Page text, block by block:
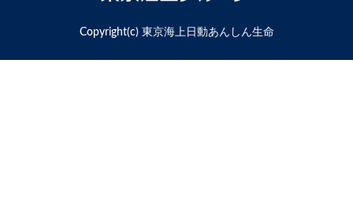
力
Copyright(c) 東京海上日動あんしん生命